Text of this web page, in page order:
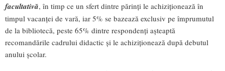
facultativă, în timp ce un sfert dintre părinți le achiziționează în
timpul vacanței de vară, iar 5% se bazează exclusiv pe împrumutul
de la bibliotecă, peste 65% dintre respondenți așteaptă
recomandările cadrului didactic și le achiziționează după debutul
anului școlar.